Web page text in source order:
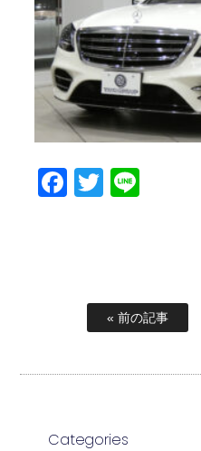
Facebook
Twitter
« 前の記事
Categories